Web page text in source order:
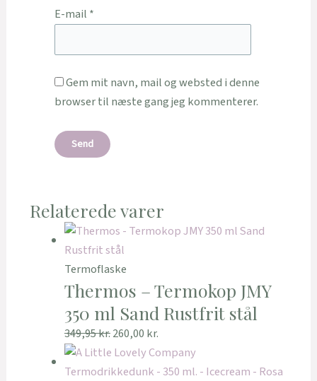
E-mail *
Gem mit navn, mail og websted i denne
browser til næste gang jeg kommenterer.
Relaterede varer
Termoflaske
Thermos – Termokop JMY
350 ml Sand Rustfrit stål
349,95kr.260,00 kr.